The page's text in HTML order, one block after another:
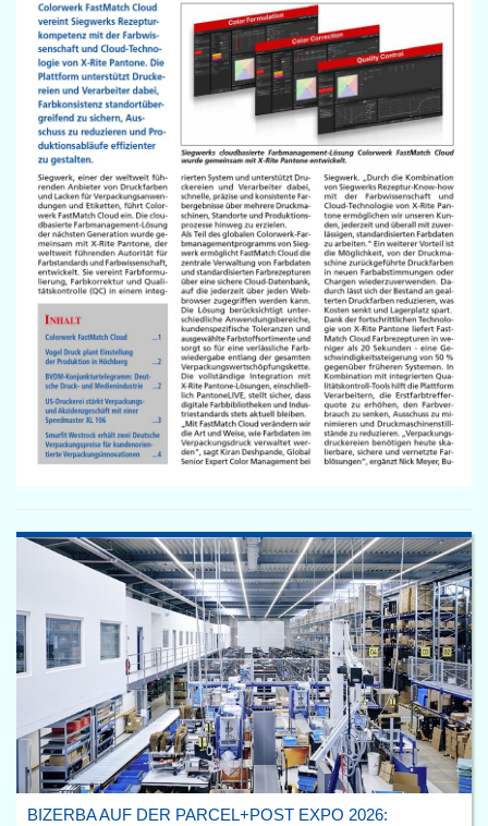
BIZERBA AUF DER PARCEL+POST EXPO 2026: